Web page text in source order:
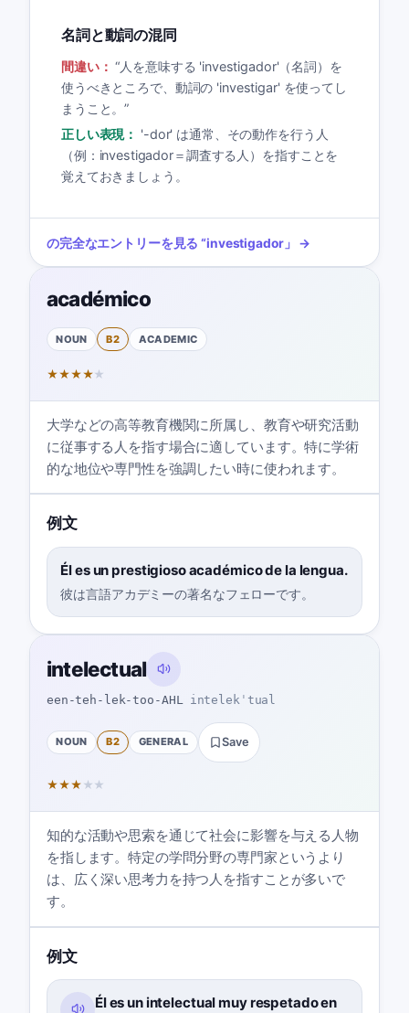
名詞と動詞の混同
間違い： “人を意味する 'investigador'（名詞）を
使うべきところで、動詞の 'investigar' を使ってし
まうこと。”
正しい表現： '-dor' は通常、その動作を行う人
（例：investigador＝調査する人）を指すことを
覚えておきましょう。
の完全なエントリーを見る “investigador」 →
académico
NOUN B2 ACADEMIC
★★★★★
大学などの高等教育機関に所属し、教育や研究活動
に従事する人を指す場合に適しています。特に学術
的な地位や専門性を強調したい時に使われます。
例文
Él es un prestigioso académico de la lengua.
彼は言語アカデミーの著名なフェローです。
intelectual
een-teh-lek-too-AHL intelekˈtual
NOUN B2 GENERAL Save
★★★ ★ ★
知的な活動や思索を通じて社会に影響を与える人物
を指します。特定の学問分野の専門家というより
は、広く深い思考力を持つ人を指すことが多いで
す。
例文
Él es un intelectual muy respetado en